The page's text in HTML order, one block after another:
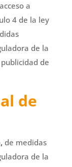
a
4 de la ley
de la
de
de
de medidas
de la